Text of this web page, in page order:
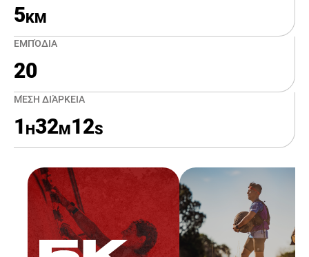
5KM
ΕΜΠΌΔΙΑ
20
ΜΈΣΗ ΔΙΆΡΚΕΙΑ
1 H32M12S